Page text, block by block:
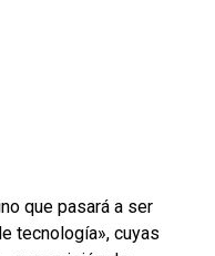
que pasará a ser
tecnología», cuyas